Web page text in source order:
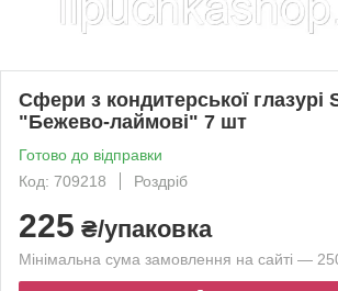
Сфери з кондитерської глазурі
"Бежево-лаймові" 7 шт
Готово до відправки
Код: 709218
Роздріб
225 ₴/упаковка
Мінімальна сума замовлення на сайті —